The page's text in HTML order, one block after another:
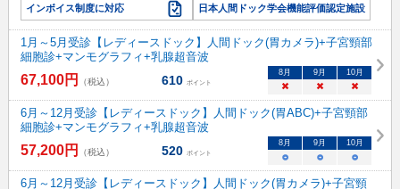
インボイス制度に対応 日本人間ドック学会機能評価認定施設
1月～5月受診【レディースドック】人間ドック(胃カメラ)+子宮頸部
細胞診+マンモグラフィ+乳腺超音波
67,100円 （税込） 610 ポイント
8 月 9 月 10月
× × ×
6月～12月受診【レディースドック】人間ドック(胃ABC)+子宮頸部
細胞診+マンモグラフィ+乳腺超音波
57,200円 （税込） 520 ポイント
8 月 9 月 10月
○ ○ ○
6月～12月受診【レディースドック】人間ドック(胃カメラ)+子宮頸